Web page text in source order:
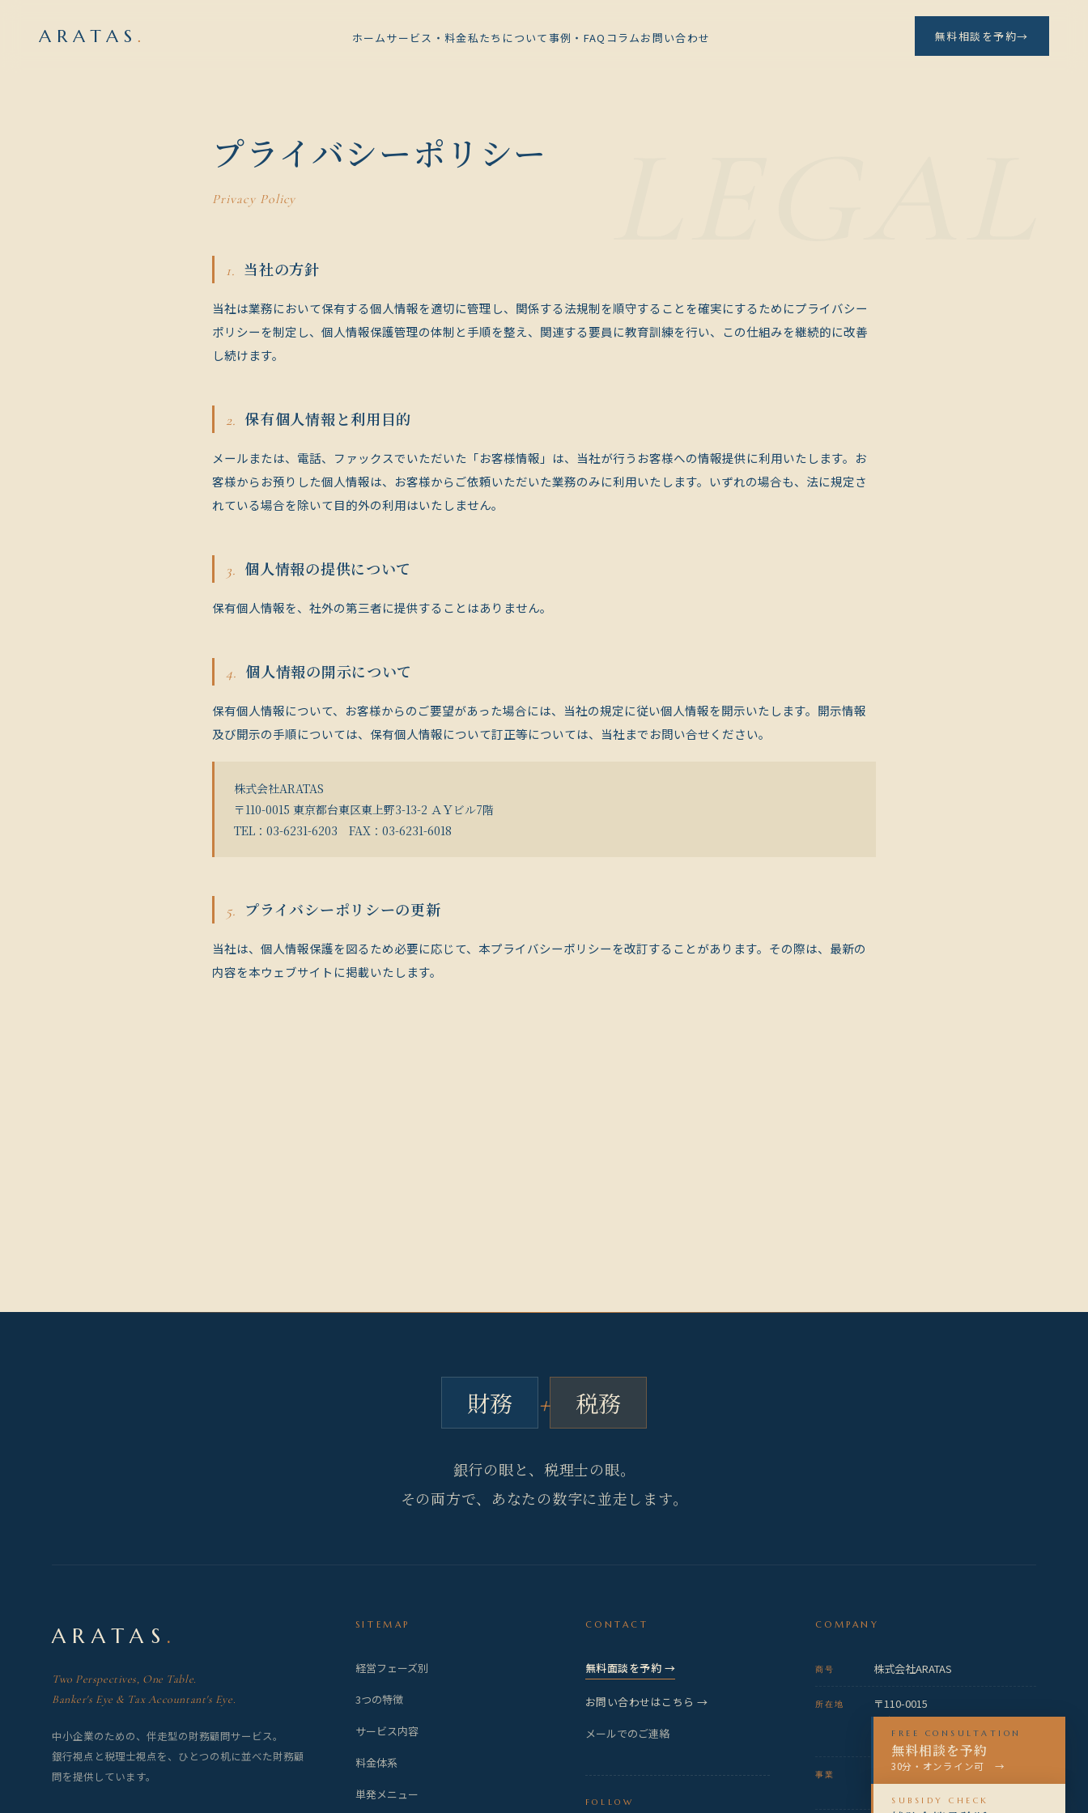
FREE CONSULTATION
無料相談を予約
30分・オンライン可 →
SUBSIDY CHECK
ARATAS. ホームサービス・料金私たちについて事例・FAQ コラムお問い合わせ 無料相談を予約→
プライバシーポリシー
Privacy Policy
当社の方針
当社は業務において保有する個人情報を適切に管理し、関係する法規制を順守することを確実にするためにプライバシー
ポリシーを制定し、個人情報保護管理の体制と手順を整え、関連する要員に教育訓練を行い、この仕組みを継続的に改善
し続けます。
保有個人情報と利用目的
メールまたは、電話、ファックスでいただいた「お客様情報」は、当社が行うお客様への情報提供に利用いたします。お
客様からお預りした個人情報は、お客様からご依頼いただいた業務のみに利用いたします。いずれの場合も、法に規定さ
れている場合を除いて目的外の利用はいたしません。
個人情報の提供について
保有個人情報を、社外の第三者に提供することはありません。
個人情報の開示について
保有個人情報について、お客様からのご要望があった場合には、当社の規定に従い個人情報を開示いたします。開示情報
及び開示の手順については、保有個人情報について訂正等については、当社までお問い合せください。
株式会社ARATAS
〒110-0015 東京都台東区東上野3-13-2 ＡＹビル7階
TEL：03-6231-6203 FAX：03-6231-6018
プライバシーポリシーの更新
当社は、個人情報保護を図るため必要に応じて、本プライバシーポリシーを改訂することがあります。その際は、最新の
内容を本ウェブサイトに掲載いたします。
財務 + 税務
銀行の眼と、税理士の眼。
その両方で、あなたの数字に並走します。
ARATAS .
Two Perspectives, One Table.
Banker's Eye & Tax Accountant's Eye.
中小企業のための、伴走型の財務顧問サービス。
銀行視点と税理士視点を、ひとつの机に並べた財務顧
問を提供しています。
SITEMAP
経営フェーズ別
3つの特徴
サービス内容
料金体系
単発メニュー
CONTACT
無料面談を予約 →
お問い合わせはこちら →
メールでのご連絡
FOLLOW
COMPANY
商号 株式会社ARATAS
所在地
〒110-0015
東京都台東区東上野
3-13-2 AYビル7階
事業
財務顧問